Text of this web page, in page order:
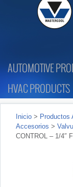
AUTOMOTIVE
HVAC PRODUCTS
Inicio > Productos
Accesorios >
CONTROL – 1/4″